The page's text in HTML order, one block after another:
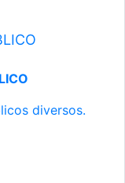
diversos.